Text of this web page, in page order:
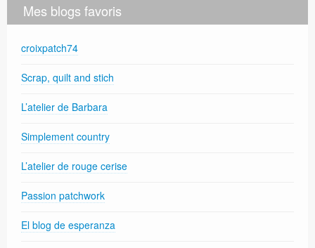
Mes blogs favoris
croixpatch74
Scrap, quilt and stich
L’atelier de Barbara
Simplement country
L’atelier de rouge cerise
Passion patchwork
El blog de esperanza